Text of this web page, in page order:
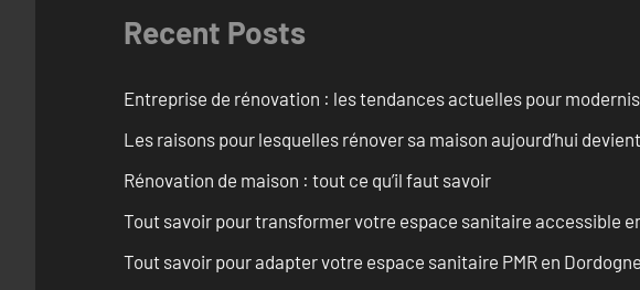
Recent Posts
Entreprise de rénovation : les tendances actuelles pour
Les raisons pour lesquelles rénover sa maison aujourd’hui
Rénovation de maison : tout ce qu’il faut savoir
Tout savoir pour transformer votre espace sanitaire accessible
Tout savoir pour adapter votre espace sanitaire PMR en